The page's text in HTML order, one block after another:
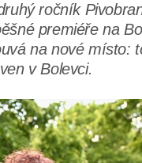
ročník
premiéře na
na nové místo:
v Bolevci.